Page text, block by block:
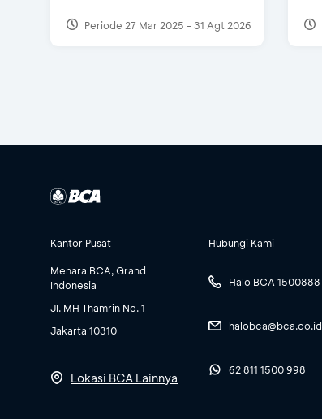
Periode 27 Mar 2025 - 31 Agt 2026
Kantor Pusat
Menara BCA, Grand
Indonesia
Jl. MH Thamrin No. 1
Jakarta 10310
Lokasi BCA Lainnya
Hubungi Kami
Halo BCA 1500888
halobca@bca.co.id
62 811 1500 998